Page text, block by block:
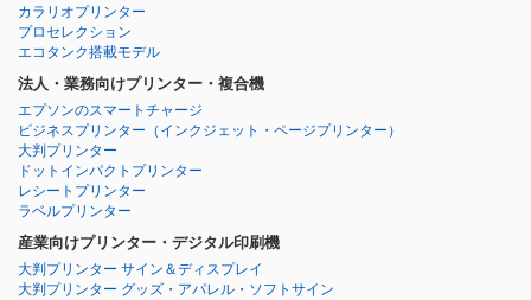
カラリオプリンター
プロセレクション
エコタンク搭載モデル
法人・業務向けプリンター・複合機
エプソンのスマートチャージ
ビジネスプリンター （インクジェット・ページプリンター）
大判プリンター
ドットインパクトプリンター
レシートプリンター
ラベルプリンター
産業向けプリンター・デジタル印刷機
大判プリンター サイン＆ディスプレイ
大判プリンター グッズ・アパレル・ソフトサイン